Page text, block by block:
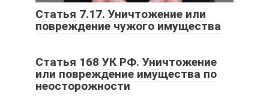
Статья 7.17. Уничтожение или
повреждение чужого имущества
Статья 168 УК РФ. Уничтожение
или повреждение имущества по
неосторожности